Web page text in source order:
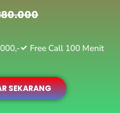
Free Call 100 Menit
SEKARANG